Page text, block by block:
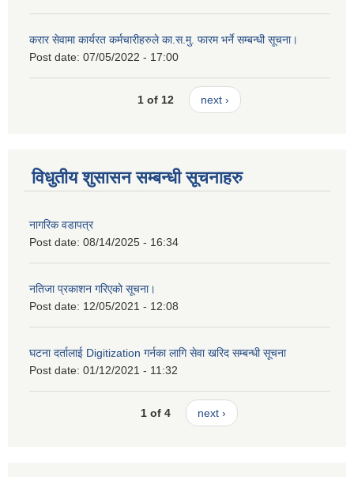
करार सेवामा कार्यरत कर्मचारीहरुले का.स.मु. फारम भर्ने सम्बन्धी सूचना।
Post date: 07/05/2022 - 17:00
1 of 12 next ›
विधुतीय शुसासन सम्बन्धी सूचनाहरु
नागरिक वडापत्र
Post date: 08/14/2025 - 16:34
नतिजा प्रकाशन गरिएको सूचना।
Post date: 12/05/2021 - 12:08
घटना दर्तालाई Digitization गर्नका लागि सेवा खरिद सम्बन्धी सूचना
Post date: 01/12/2021 - 11:32
1 of 4 next ›